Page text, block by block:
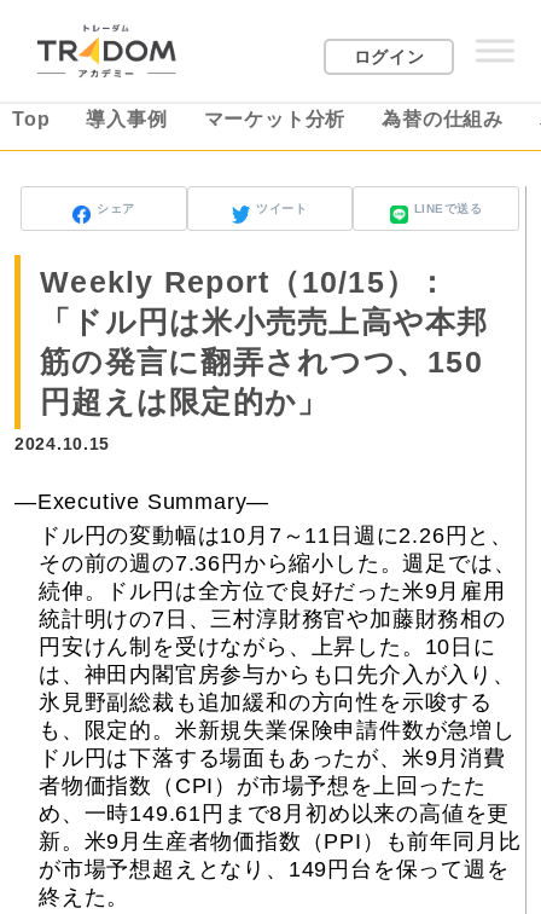
ログイン
Top 導入事例 マーケット分析 為替の仕組み
シェア ツイート LINEで送る
Weekly Report（10/15）：
「ドル円は米小売売上高や本邦
筋の発言に翻弄されつつ、150
円超えは限定的か」
2024.10.15
―Executive Summary―
ドル円の変動幅は10月7～11日週に2.26円と、
その前の週の7.36円から縮小した。週足では、
続伸。ドル円は全方位で良好だった米9月雇用
統計明けの7日、三村淳財務官や加藤財務相の
円安けん制を受けながら、上昇した。10日に
は、神田内閣官房参与からも口先介入が入り、
氷見野副総裁も追加緩和の方向性を示唆する
も、限定的。米新規失業保険申請件数が急増し
ドル円は下落する場面もあったが、米9月消費
者物価指数（CPI）が市場予想を上回ったた
め、一時149.61円まで8月初め以来の高値を更
新。米9月生産者物価指数（PPI）も前年同月比
が市場予想超えとなり、149円台を保って週を
終えた。